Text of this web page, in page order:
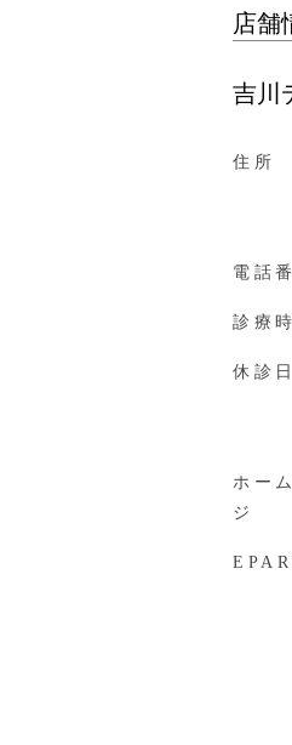
店舗
吉川
住所
電話
診療
休診日
ホー
ジ